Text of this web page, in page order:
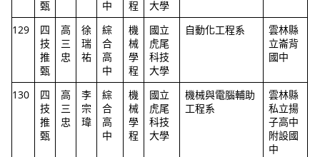
甄
中
程
大學
129
四
技
推
甄
高
三
忠
徐
瑞
祐
綜
合
高
中
機
械
學
程
國立
虎尾
科技
大學
自動化工程系
雲林縣
立崙背
國中
130
四
技
推
甄
高
三
忠
李
宗
瑋
綜
合
高
中
機
械
學
程
國立
虎尾
科技
大學
機械與電腦輔助
工程系
雲林縣
私立揚
子高中
附設國
中